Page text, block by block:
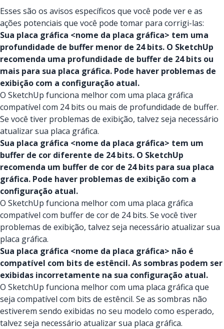
Esses são os avisos específicos que você pode ver e as
ações potenciais que você pode tomar para corrigi-las:
Sua placa gráfica <nome da placa gráfica> tem uma
profundidade de buffer menor de 24 bits. O SketchUp
recomenda uma profundidade de buffer de 24 bits ou
mais para sua placa gráfica. Pode haver problemas de
exibição com a configuração atual.
O SketchUp funciona melhor com uma placa gráfica
compatível com 24 bits ou mais de profundidade de buffer.
Se você tiver problemas de exibição, talvez seja necessário
atualizar sua placa gráfica.
Sua placa gráfica <nome da placa gráfica> tem um
buffer de cor diferente de 24 bits. O SketchUp
recomenda um buffer de cor de 24 bits para sua placa
gráfica. Pode haver problemas de exibição com a
configuração atual.
O SketchUp funciona melhor com uma placa gráfica
compatível com buffer de cor de 24 bits. Se você tiver
problemas de exibição, talvez seja necessário atualizar sua
placa gráfica.
Sua placa gráfica <nome da placa gráfica> não é
compatível com bits de estêncil. As sombras podem ser
exibidas incorretamente na sua configuração atual.
O SketchUp funciona melhor com uma placa gráfica que
seja compatível com bits de estêncil. Se as sombras não
estiverem sendo exibidas no seu modelo como esperado,
talvez seja necessário atualizar sua placa gráfica.